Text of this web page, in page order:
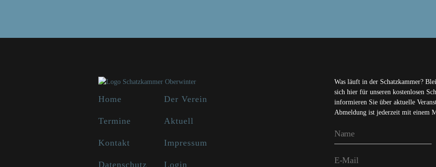
Home Der Verein
Termine Aktuell
Kontakt Impressum
Datenschutz Login
Was läuft in der Schatzkammer?
sich hier für unseren kostenlosen
informieren Sie über aktuelle
Abmeldung ist jederzeit mit einem